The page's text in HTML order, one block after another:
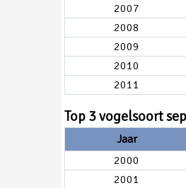
2007
2008
2009
2010
2011
Top 3 vogelsoort
Jaar
2000
2001